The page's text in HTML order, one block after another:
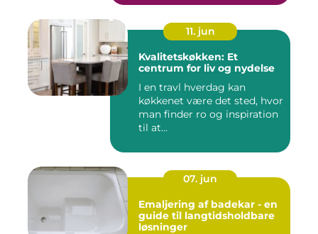
11. jun
Kvalitetskøkken: Et
centrum for liv og nydelse
I en travl hverdag kan
køkkenet være det sted, hvor
man finder ro og inspiration
til at...
07. jun
Emaljering af badekar - en
guide til langtidsholdbare
løsninger